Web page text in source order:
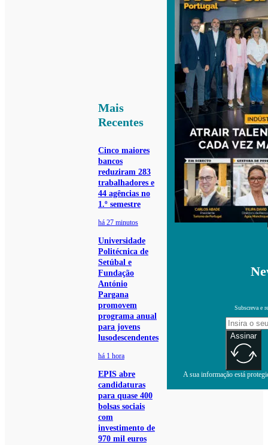
Mais
Recentes
Cinco maiores
bancos
reduziram 283
trabalhadores e
44 agências no
1.º semestre
há 27 minutos
Universidade
Politécnica de
Setúbal e
Fundação
António
Pargana
promovem
programa anual
para jovens
lusodescendentes
há 1 hora
EPIS abre
candidaturas
para quase 400
bolsas sociais
com
investimento de
970 mil euros
Subscreva e
Assinar
A sua informação está